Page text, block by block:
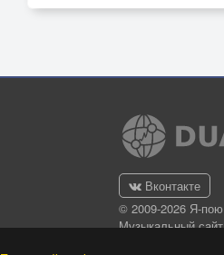
Вконтакте
© 2009-2026 Я-пою
Музыкальный